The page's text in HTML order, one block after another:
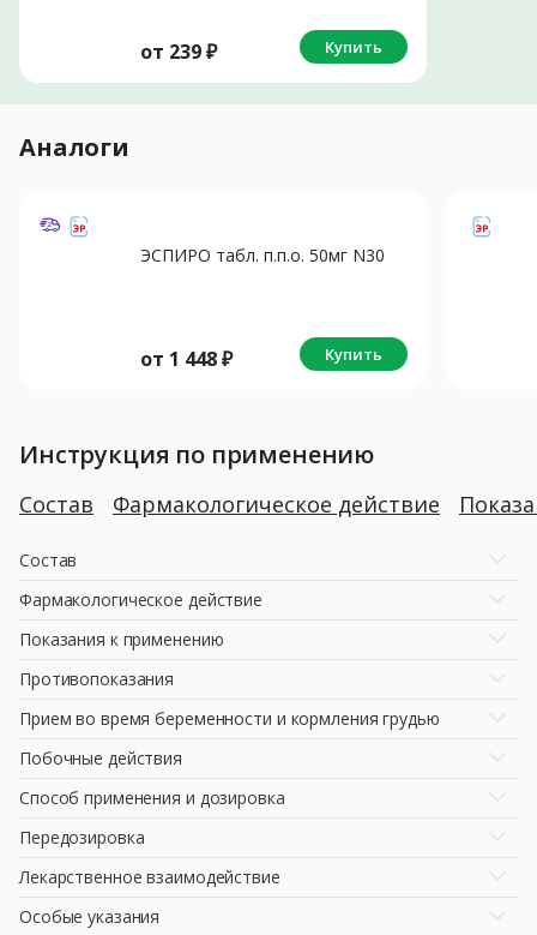
от 239₽ Купить
Аналоги
ЭСПИРО табл. п.п.о. 50мг N30
от 1 448₽ Купить
Инструкция по применению
Состав Фармакологическое действие
Состав
Фармакологическое действие
Показания к применению
Противопоказания
Прием во время беременности и кормления грудью
Побочные действия
Способ применения и дозировка
Передозировка
Лекарственное взаимодействие
Особые указания